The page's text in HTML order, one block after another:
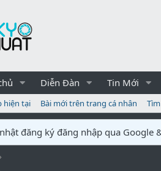
Diễn Đàn Tin Mới
hiện tại Bài mới trên trang cá nhân
đăng ký đăng nhập qua Google